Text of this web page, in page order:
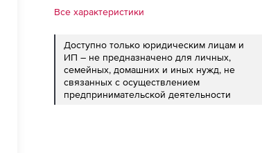
Все характеристики
Доступно только юридическим лицам и
ИП – не предназначено для личных,
семейных, домашних и иных нужд, не
связанных с осуществлением
предпринимательской деятельности